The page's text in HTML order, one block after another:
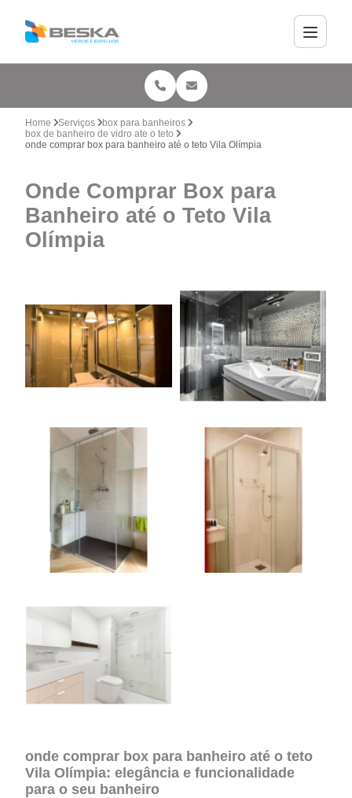
Home Serviços
box para banheiros
box de banheiro de vidro ate o teto
onde comprar box para banheiro até o teto Vila Olímpia
Onde Comprar Box para
Banheiro até o Teto Vila
Olímpia
onde comprar box para banheiro até o teto
Vila Olímpia: elegância e funcionalidade
para o seu banheiro